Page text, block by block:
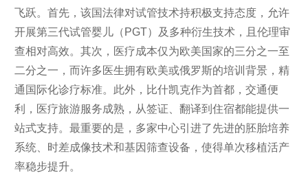
飞跃。首先，该国法律对试管技术持积极支持态度，允许
开展第三代试管婴儿（PGT）及多种衍生技术，且伦理审
查相对高效。其次，医疗成本仅为欧美国家的三分之一至
二分之一，而许多医生拥有欧美或俄罗斯的培训背景，精
通国际化诊疗标准。此外，比什凯克作为首都，交通便
利，医疗旅游服务成熟，从签证、翻译到住宿都能提供一
站式支持。最重要的是，多家中心引进了先进的胚胎培养
系统、时差成像技术和基因筛查设备，使得单次移植活产
率稳步提升。